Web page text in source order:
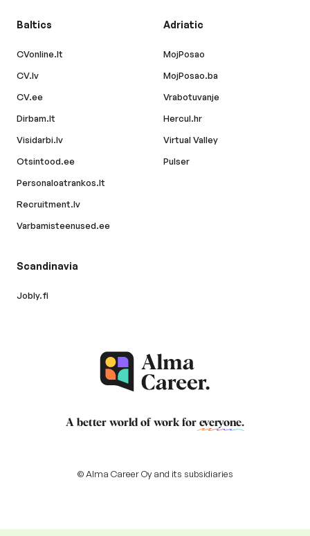
Baltics
CVonline.lt
CV.lv
CV.ee
Dirbam.lt
Visidarbi.lv
Otsintood.ee
Personaloatrankos.lt
Recruitment.lv
Varbamisteenused.ee
Adriatic
MojPosao
MojPosao.ba
Vrabotuvanje
Hercul.hr
Virtual Valley
Pulser
Scandinavia
Jobly.fi
A better world of work for everyone.
© Alma Career Oy and its subsidiaries